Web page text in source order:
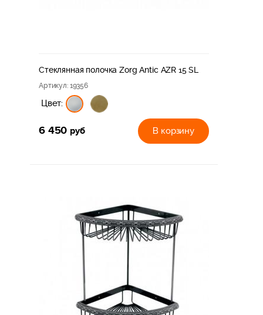
Стеклянная полочка Zorg Antic AZR 15 SL
Артикул: 19356
Цвет:
6 450 руб В корзину